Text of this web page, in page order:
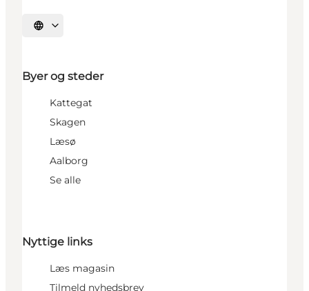
Vælg sprog
Byer og steder
Kattegat
Skagen
Læsø
Aalborg
Se alle
Nyttige links
Læs magasin
Tilmeld nyhedsbrev